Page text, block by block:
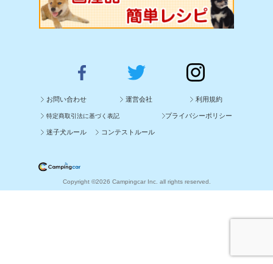
お問い合わせ 運営会社 利用規約
特定商取引法に基づく表記 プライバシーポリシー
迷子犬ルール コンテストルール
Copyright ©2026 Campingcar Inc. all rights reserved.